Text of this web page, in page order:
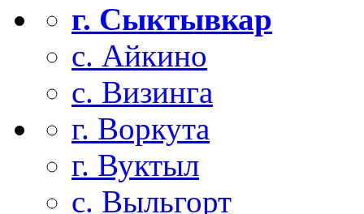
г. Сыктывкар
с. Айкино
с. Визинга
г. Воркута
г. Вуктыл
с. Выльгорт